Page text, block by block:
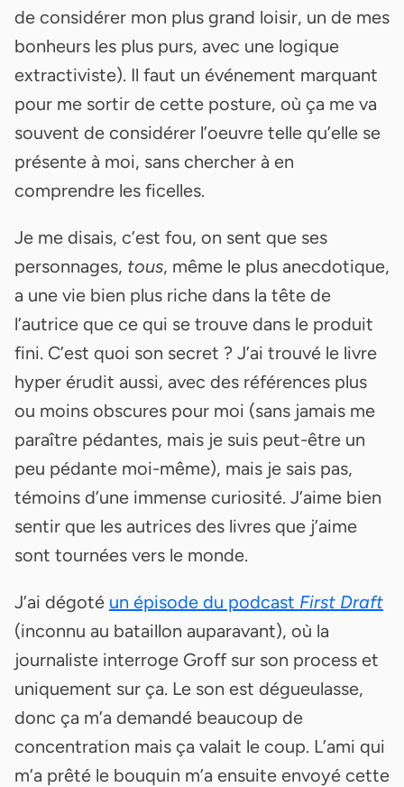
de considérer mon plus grand loisir, un de mes
bonheurs les plus purs, avec une logique
extractiviste). Il faut un événement marquant
pour me sortir de cette posture, où ça me va
souvent de considérer l’oeuvre telle qu’elle se
présente à moi, sans chercher à en
comprendre les ficelles.
Je me disais, c’est fou, on sent que ses
personnages, tous, même le plus anecdotique,
a une vie bien plus riche dans la tête de
l’autrice que ce qui se trouve dans le produit
fini. C’est quoi son secret ? J’ai trouvé le livre
hyper érudit aussi, avec des références plus
ou moins obscures pour moi (sans jamais me
paraître pédantes, mais je suis peut-être un
peu pédante moi-même), mais je sais pas,
témoins d’une immense curiosité. J’aime bien
sentir que les autrices des livres que j’aime
sont tournées vers le monde.
J’ai dégoté un épisode du podcast First Draft
(inconnu au bataillon auparavant), où la
journaliste interroge Groff sur son process et
uniquement sur ça. Le son est dégueulasse,
donc ça m’a demandé beaucoup de
concentration mais ça valait le coup. L’ami qui
m’a prêté le bouquin m’a ensuite envoyé cette